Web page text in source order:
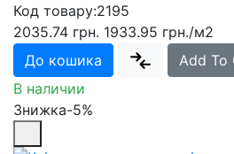
Код товару:2195
2035.74 грн. 1933.95 грн./м2
До кошика
В наличии
Знижка-5%